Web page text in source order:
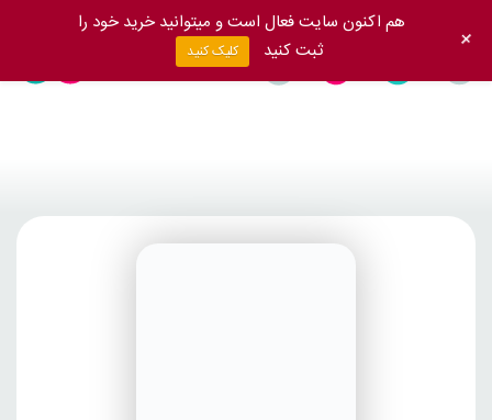
هم اکنون سایت فعال است و میتوانید خرید خود را
ثبت کنید
کلیک کنید +